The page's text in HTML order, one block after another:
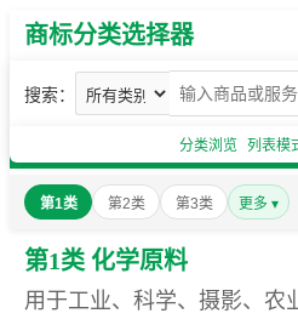
商标分类选择器
搜索：
分类浏览 列表模
第1类 第2类 第3类 更多 ▾
第1类 化学原料
用于工业、科学、摄影、农